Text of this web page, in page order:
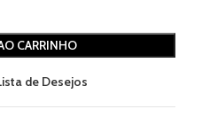
CARRINHO
de Desejos